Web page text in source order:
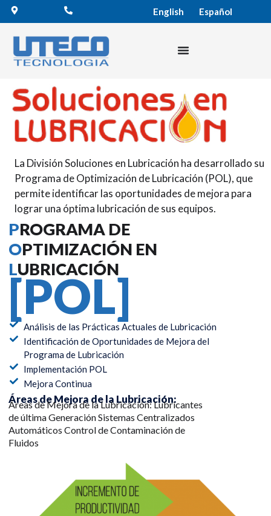
English Español
La División Soluciones en Lubricación ha desarrollado su
Programa de Optimización de Lubricación (POL), que
permite identificar las oportunidades de mejora para
lograr una óptima lubricación de sus equipos.
PROGRAMA DE
OPTIMIZACIÓN EN
LUBRICACIÓN
[POL]
Análisis de las Prácticas Actuales de Lubricación
Identificación de Oportunidades de Mejora del
Programa de Lubricación
Implementación POL
Mejora Continua
Áreas de Mejora de la Lubricación:
Áreas de Mejora de la Lubricación: Lubricantes
de última Generación Sistemas Centralizados
Automáticos Control de Contaminación de
Fluidos